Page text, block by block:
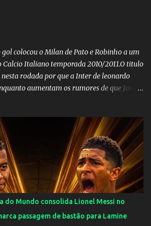
colocou o Milan de Pato e Robinho a um
Calcio Italiano temporada 2010/2011.O titulo
rodada por que a Inter de leonardo
aumentam os rumores de que Jos
como virtual campeao. ;
do Mundo consolida Lionel Messi no
passagem de bastão para Lamine